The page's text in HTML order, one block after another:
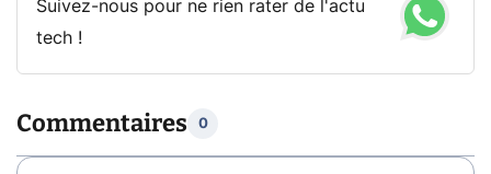
Suivez-nous pour ne rien rater de l'actu
tech !
Commentaires 0